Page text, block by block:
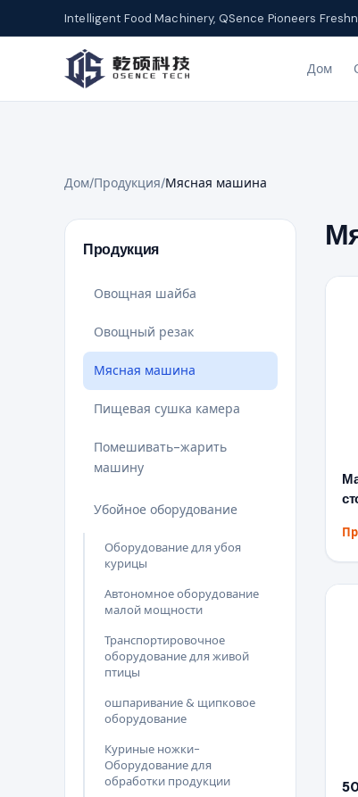
Intelligent Food Machinery, QSence Pioneers
Дом
Дом/Продукция/Мясная машина
Продукция
Овощная шайба
Овощный резак
Мясная машина
Пищевая сушка камера
Помешивать-жарить
машину
Убойное оборудование
Оборудование для убоя
курицы
Автономное оборудование
малой мощности
Транспортировочное
оборудование для живой
птицы
ошпаривание & щипковое
оборудование
Куриные ножки-
Оборудование для
обработки продукции